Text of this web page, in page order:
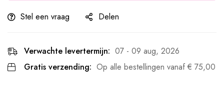
Stel een vraag Delen
Verwachte levertermijn: 07 - 09 aug, 2026
Gratis verzending: Op alle bestellingen vanaf € 75,00